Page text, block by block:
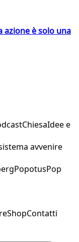
azione è solo una
ChiesaIdee e
avvenire
PopotusPop
ShopContatti